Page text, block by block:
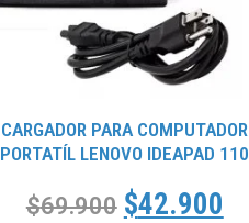
CARGADOR PARA COMPUTADOR
PORTATÍL LENOVO IDEAPAD 110
$69.900 $42.900